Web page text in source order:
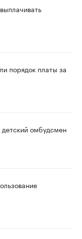
порядок платы за
омбудсмен